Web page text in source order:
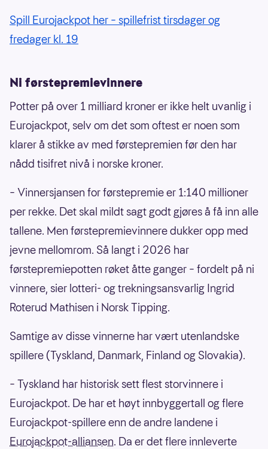
Spill Eurojackpot her – spillefrist tirsdager og
fredager kl. 19
Ni førstepremievinnere
Potter på over 1 milliard kroner er ikke helt uvanlig i
Eurojackpot, selv om det som oftest er noen som
klarer å stikke av med førstepremien før den har
nådd tisifret nivå i norske kroner.
– Vinnersjansen for førstepremie er 1:140 millioner
per rekke. Det skal mildt sagt godt gjøres å få inn alle
tallene. Men førstepremievinnere dukker opp med
jevne mellomrom. Så langt i 2026 har
førstepremiepotten røket åtte ganger – fordelt på ni
vinnere, sier lotteri- og trekningsansvarlig Ingrid
Roterud Mathisen i Norsk Tipping.
Samtige av disse vinnerne har vært utenlandske
spillere (Tyskland, Danmark, Finland og Slovakia).
– Tyskland har historisk sett flest storvinnere i
Eurojackpot. De har et høyt innbyggertall og flere
Eurojackpot-spillere enn de andre landene i
Eurojackpot-alliansen. Da er det flere innleverte